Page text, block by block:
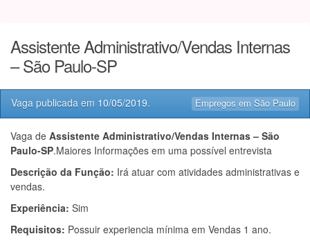
Assistente Administrativo/Vendas Internas
– São Paulo-SP
Empregos em São Paulo
Vaga publicada em 10/05/2019.
Vaga de Assistente Administrativo/Vendas Internas – São
Paulo-SP.Maiores Informações em uma possível entrevista
Descrição da Função: Irá atuar com atividades administrativas e
vendas.
Experiência: Sim
Requisitos: Possuir experiencia mínima em Vendas 1 ano.